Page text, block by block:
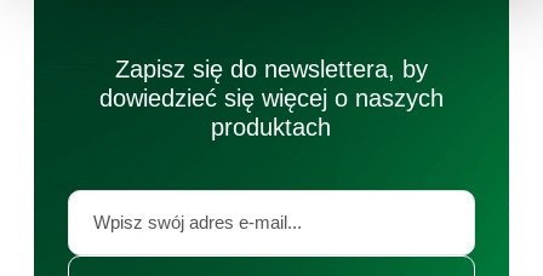
Zapisz się do newslettera, by
dowiedzieć się więcej o naszych
produktach